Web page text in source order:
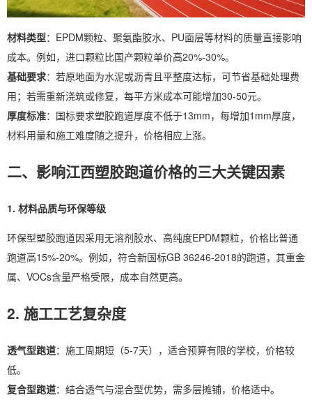
材料类型：EPDM颗粒、聚氨酯胶水、PU面层等材料的质量直接影响
成本。例如，进口颗粒比国产颗粒单价高20%-30%。
基础要求：若原地面为水泥或沥青且平整度达标，可节省基础处理费
用；若需重新浇筑或修复，每平方米成本可能增加30-50元。
厚度标准：国标要求塑胶跑道厚度不低于13mm，每增加1mm厚度，
材料用量和施工难度随之提升，价格相应上涨。
二、影响江西塑胶跑道价格的三大关键因素
1. 材料品质与环保等级
环保型塑胶跑道因采用无溶剂胶水、高纯度EPDM颗粒，价格比普通
跑道高15%-20%。例如，符合新国标GB 36246-2018的跑道，其重金
属、VOCs含量严格受限，成本自然更高。
2. 施工工艺复杂度
透气型跑道：施工周期短（5-7天），适合预算有限的学校，价格较
低。
复合型跑道：结合透气与混合型优势，需多层摊铺，价格适中。